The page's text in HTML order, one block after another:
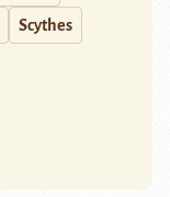
Scythes